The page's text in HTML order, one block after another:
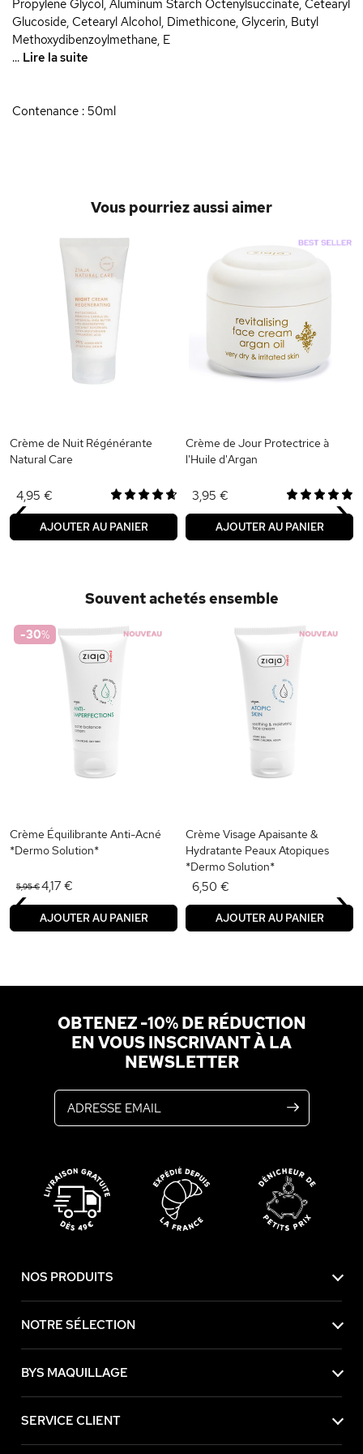
Propylene Glycol, Aluminum Starch Octenylsuccinate, Cetearyl
Glucoside, Cetearyl Alcohol, Dimethicone, Glycerin, Butyl
Methoxydibenzoylmethane, E
... Lire la suite
Contenance : 50ml
Vous pourriez aussi aimer
Crème de Nuit Régénérante
Natural Care
4,95 €
AJOUTER AU PANIER
Crème de Jour Protectrice à
l'Huile d'Argan
3,95 €
AJOUTER AU PANIER
‹ ›
Souvent achetés ensemble
-30%
Crème Équilibrante Anti-Acné
*Dermo Solution*
5,95 €4,17 €
AJOUTER AU PANIER
Crème Visage Apaisante &
Hydratante Peaux Atopiques
*Dermo Solution*
6,50 €
AJOUTER AU PANIER
‹ ›
OBTENEZ -10% DE RÉDUCTION
EN VOUS INSCRIVANT À LA
NEWSLETTER
NOS PRODUITS
NOTRE SÉLECTION
BYS MAQUILLAGE
SERVICE CLIENT